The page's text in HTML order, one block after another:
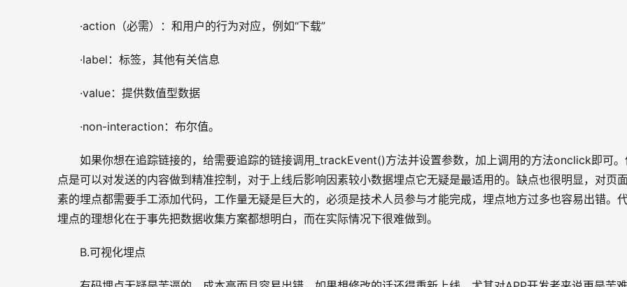
·action（必需）：和用户的行为对应，例如“下载”
·label：标签，其他有关信息
·value：提供数值型数据
·non-interaction：布尔值。
如果你想在追踪链接的，给需要追踪的链接调用_trackEvent()方法并设置参数，加上调用的方法onclick即可
点是可以对发送的内容做到精准控制，对于上线后影响因素较小数据埋点它无疑是最适用的。缺点也很明显，对页
素的埋点都需要手工添加代码，工作量无疑是巨大的，必须是技术人员参与才能完成，埋点地方过多也容易出错。
埋点的理想化在于事先把数据收集方案都想明白，而在实际情况下很难做到。
B.可视化埋点